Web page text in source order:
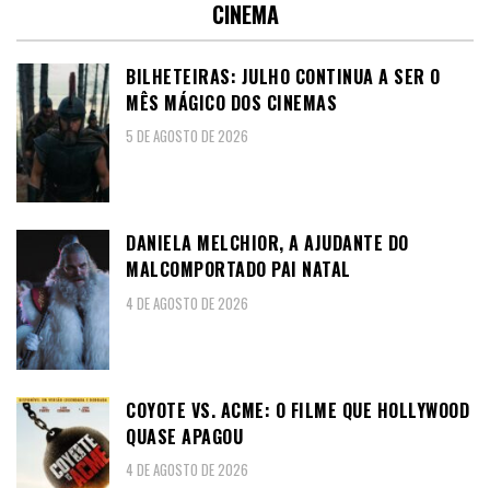
CINEMA
BILHETEIRAS: JULHO CONTINUA A SER O
MÊS MÁGICO DOS CINEMAS
5 DE AGOSTO DE 2026
DANIELA MELCHIOR, A AJUDANTE DO
MALCOMPORTADO PAI NATAL
4 DE AGOSTO DE 2026
COYOTE VS. ACME: O FILME QUE HOLLYWOOD
QUASE APAGOU
4 DE AGOSTO DE 2026